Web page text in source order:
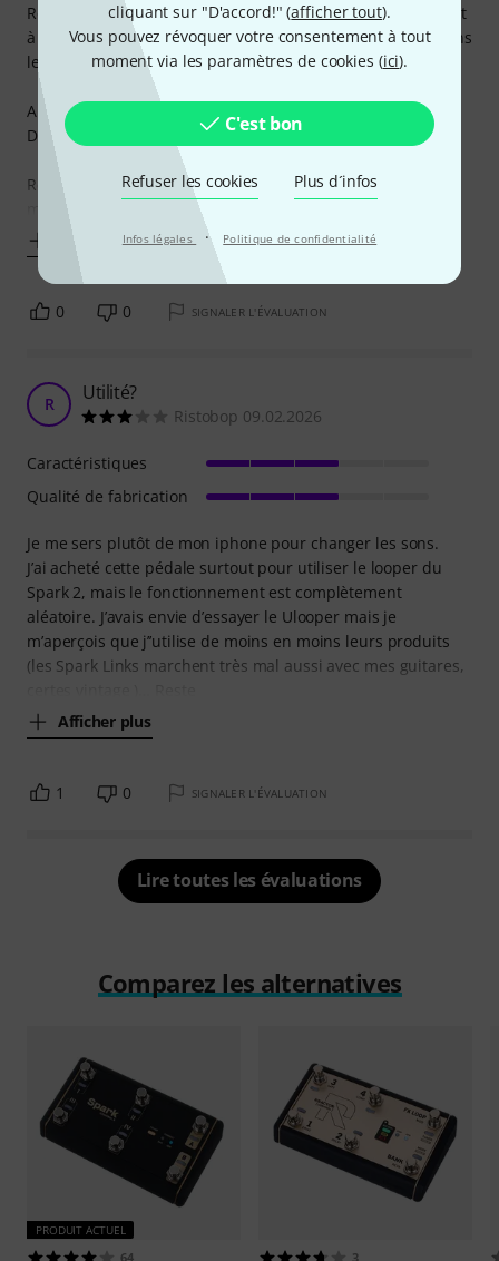
cliquant sur "D'accord!" (afficher tout).
Vous pouvez révoquer votre consentement à tout
moment via les paramètres de cookies (ici).
C'est bon
Refuser les cookies Plus d´infos
Infos légales · Politique de confidentialité
Résultat c'est décevant: le nombre de preset est de 4... c'est
à dire exactement les 4 qui sont en mémoire hardware dans
le spark!
Aucun moyen d'en mémoriser plus
Donc en gros ca déporte juste les 4 boutons
Résultat mon amis garde son téléphone sur scène, ca
Afficher plus
0 0 SIGNALER L'ÉVALUATION
R Utilité?
Ristobop 09.02.2026
Je me sers plutôt de mon iphone pour changer les sons.
J’ai acheté cette pédale surtout pour utiliser le looper du
Spark 2, mais le fonctionnement est complètement
aléatoire. J’avais envie d’essayer le Ulooper mais je
m’aperçois que j’’utilise de moins en moins leurs produits
(les Spark Links marchent très mal aussi avec mes guitares,
Afficher plus
Caractéristiques
Qualité de fabrication
1 0 SIGNALER L'ÉVALUATION
Lire toutes les évaluations
Comparez les alternatives
PRODUIT ACTUEL
64 3